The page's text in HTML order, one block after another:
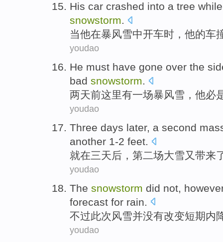
His car crashed into a tree while
snowstorm.
当他在暴风雪中开车时， 他的车
youdao
He must have gone over the
bad snowstorm.
两天前这里有一场暴风雪 ， 他必
youdao
Three days later, a second
another 1-2 feet.
就在三天后 ， 第二场大雪又 带来
youdao
The snowstorm did not
forecast for rain.
不过此次 风雪并没有改变短期内
youdao